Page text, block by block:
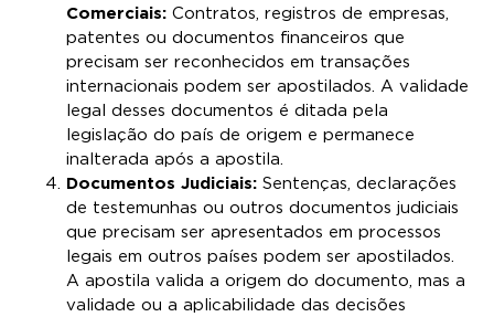
Comerciais: Contratos, registros de empresas,
patentes ou documentos financeiros que
precisam ser reconhecidos em transações
internacionais podem ser apostilados. A validade
legal desses documentos é ditada pela
legislação do país de origem e permanece
inalterada após a apostila.
Documentos Judiciais: Sentenças, declarações
de testemunhas ou outros documentos judiciais
que precisam ser apresentados em processos
legais em outros países podem ser apostilados.
A apostila valida a origem do documento, mas a
validade ou a aplicabilidade das decisões